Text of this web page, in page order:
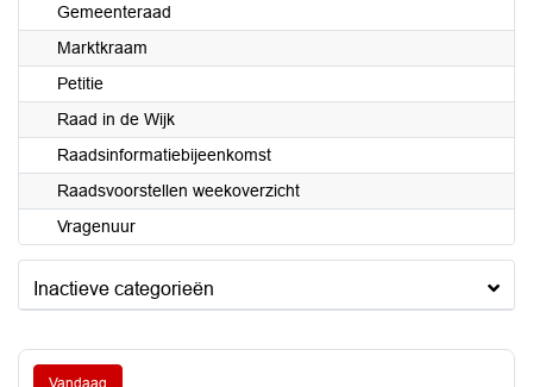
Gemeenteraad
Marktkraam
Petitie
Raad in de Wijk
Raadsinformatiebijeenkomst
Raadsvoorstellen weekoverzicht
Vragenuur
Inactieve categorieën
Vandaag